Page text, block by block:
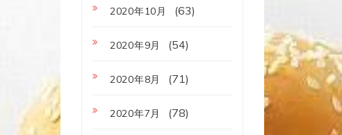
2020年10月 (63)
2020年9月 (54)
2020年8月 (71)
2020年7月 (78)